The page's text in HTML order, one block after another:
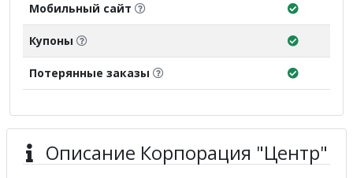
Мобильный сайт
Купоны
Потерянные заказы
Описание Корпорация "Центр"